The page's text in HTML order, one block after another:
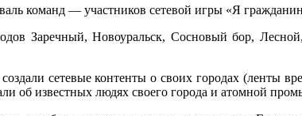
команд — участников сетевой игры «Я
Заречный, Новоуральск, Сосновый бор,
сетевые контенты о своих городах (ленты
об известных людях своего города и атомной